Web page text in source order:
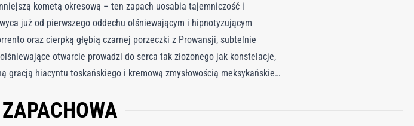
kometą okresową – ten zapach uosabia tajemniczość i
już od pierwszego oddechu olśniewającym i hipnotyzującym
oraz cierpką głębią czarnej porzeczki z Prowansji, subtelnie
otwarcie prowadzi do serca tak złożonego jak konstelacje,
hiacyntu toskańskiego i kremową zmysłowością meksykańskiej
oraz hibiskusa hawajskiego, splecionych ze słodką dojrzałością
Ta wyrafinowana kompozycja opiera się na potężnej bazie, gdzie